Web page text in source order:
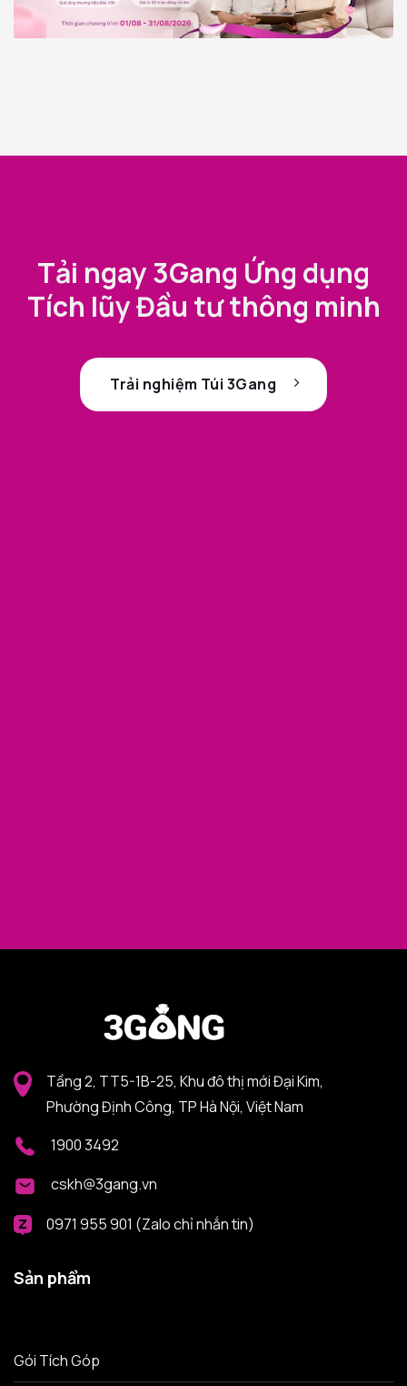
Tải ngay 3Gang Ứng dụng
Tích lũy Đầu tư thông minh
Trải nghiệm Túi 3Gang
Tầng 2, TT5-1B-25, Khu đô thị mới Đại Kim,
Phường Định Công, TP Hà Nội, Việt Nam
1900 3492
cskh@3gang.vn
0971 955 901 (Zalo chỉ nhắn tin)
Sản phẩm
Gói Tích Góp